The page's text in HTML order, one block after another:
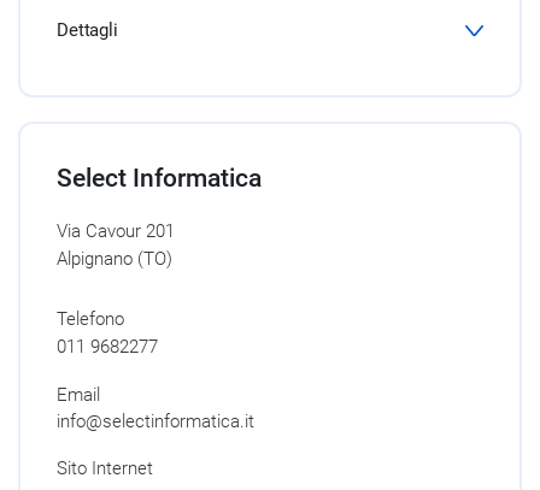
Dettagli
Select Informatica
Via Cavour 201
Alpignano (TO)
Telefono
011 9682277
Email
info@selectinformatica.it
Sito Internet